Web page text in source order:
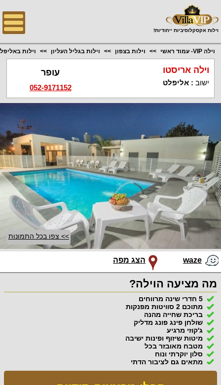
וילות אקסקלוסיביות ייחודיות!
וילה VIP- עמוד ראשי וילות בצפון וילות בגליל העליון וילות
וילה אריסטו
ישוב :אליפלט
עופר
052-9171152
>> צפו בכל התמונות
waze הצג מפה
מה מציעה הוילה?
5 חדרי שינה מרווחים
מתוכם 2 סוויטות מפנקות
בריכת שחייה מהנה
שולחן פינג פונג מדליק
ג'קוזי מרגיע
מיטות שיזוף ופינות ישיבה
מטבח מאובזר בכל
סלון יוקרתי ונוח
מתאים גם לציבור הדתי